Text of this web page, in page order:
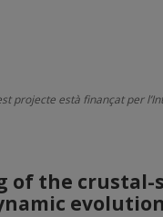
projecte està finançat per
the crustal-
evolution